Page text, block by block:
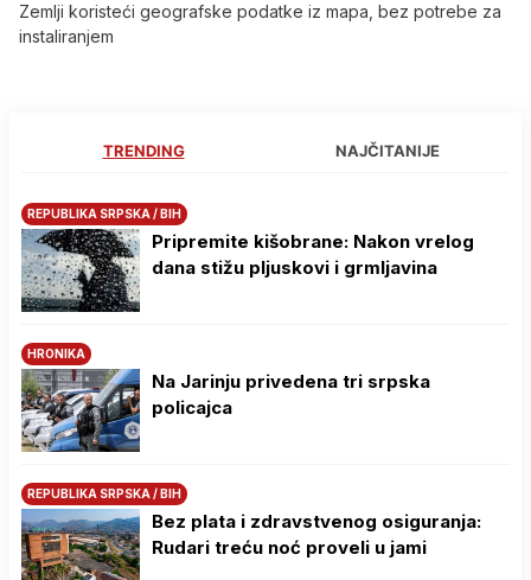
Zemlji koristeći geografske podatke iz mapa, bez potrebe za
instaliranjem
TRENDING NAJČITANIJE
REPUBLIKA SRPSKA / BIH
Pripremite kišobrane: Nakon vrelog
dana stižu pljuskovi i grmljavina
HRONIKA
Na Јarinju privedena tri srpska
policajca
REPUBLIKA SRPSKA / BIH
Bez plata i zdravstvenog osiguranja:
Rudari treću noć proveli u jami